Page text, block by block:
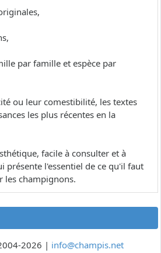
par famille et espèce par
ou leur comestibilité, les textes
les plus récentes en la
facile à consulter et à
présente l'essentiel de ce qu'il faut
les champignons.
2026 | info@champis.net